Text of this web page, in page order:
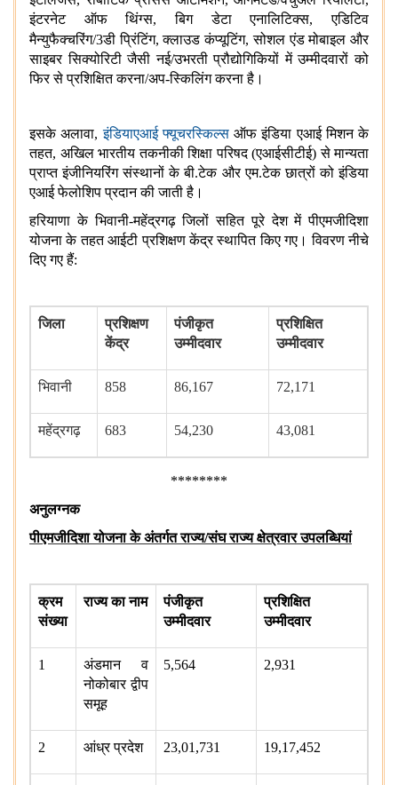
इंटरनेट ऑफ थिंग्स, बिग डेटा एनालिटिक्स, एडिटिव
मैन्युफैक्चरिंग/3डी प्रिंटिंग, क्लाउड कंप्यूटिंग, सोशल एंड मोबाइल और
साइबर सिक्योरिटी जैसी नई/उभरती प्रौद्योगिकियों में उम्मीदवारों को
फिर से प्रशिक्षित करना/अप-स्किलिंग करना है।
इसके अलावा,इंडियाएआई फ्यूचरस्किल्सऑफ इंडिया एआई मिशन के
तहत, अखिल भारतीय तकनीकी शिक्षा परिषद (एआईसीटीई) से मान्यता
प्राप्त इंजीनियरिंग संस्थानों के बी.टेक और एम.टेक छात्रों को इंडिया
एआई फेलोशिप प्रदान की जाती है।
हरियाणा के भिवानी-महेंद्रगढ़ जिलों सहित पूरे देश में पीएमजीदिशा
योजना के तहत आईटी प्रशिक्षण केंद्र स्थापित किए गए। विवरण नीचे
दिए गए हैं:
जिला
प्रशिक्षण
केंद्र
पंजीकृत
उम्मीदवार
प्रशिक्षित
उम्मीदवार
भिवानी 858 86,167 72,171
महेंद्रगढ़ 683 54,230 43,081
********
अनुलग्नक
पीएमजीदिशा योजना के अंतर्गत राज्य/संघ राज्य क्षेत्रवार उपलब्धियां
क्रम
संख्या
राज्य का नाम
पंजीकृत
उम्मीदवार
प्रशिक्षित
उम्मीदवार
1
अंडमान व
नोकोबार द्वीप
समूह
5,564 2,931
2 आंध्र प्रदेश 23,01,731 19,17,452